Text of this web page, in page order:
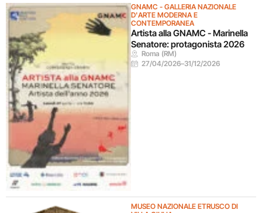
GNAMC - GALLERIA NAZIONALE
D'ARTE MODERNA E
CONTEMPORANEA
Artista alla GNAMC - Marinella
Senatore: protagonista 2026
Roma (RM)
27/04/2026–31/12/2026
MUSEO NAZIONALE ETRUSCO DI